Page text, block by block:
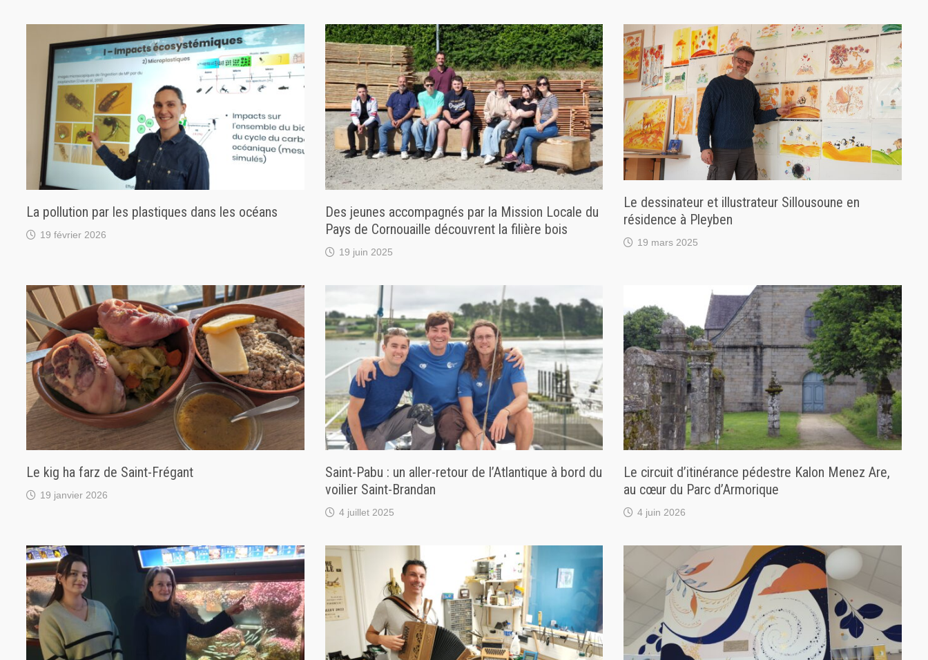
La pollution par les plastiques dans les océans
19 février 2026
Des jeunes accompagnés par la Mission Locale du
Pays de Cornouaille découvrent la filière bois
19 juin 2025
Le dessinateur et illustrateur Sillousoune en
résidence à Pleyben
19 mars 2025
Le kig ha farz de Saint-Frégant
19 janvier 2026
Saint-Pabu : un aller-retour de l’Atlantique à bord du
voilier Saint-Brandan
4 juillet 2025
Le circuit d’itinérance pédestre Kalon Menez Are,
au cœur du Parc d’Armorique
4 juin 2026